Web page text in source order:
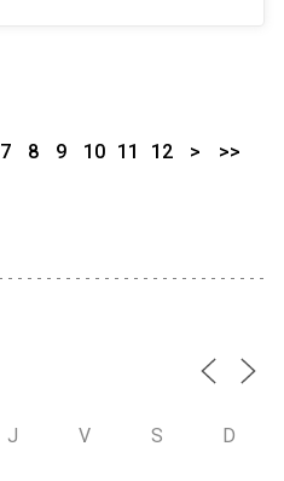
7 8 9 10 11 12 > >>
J V S D